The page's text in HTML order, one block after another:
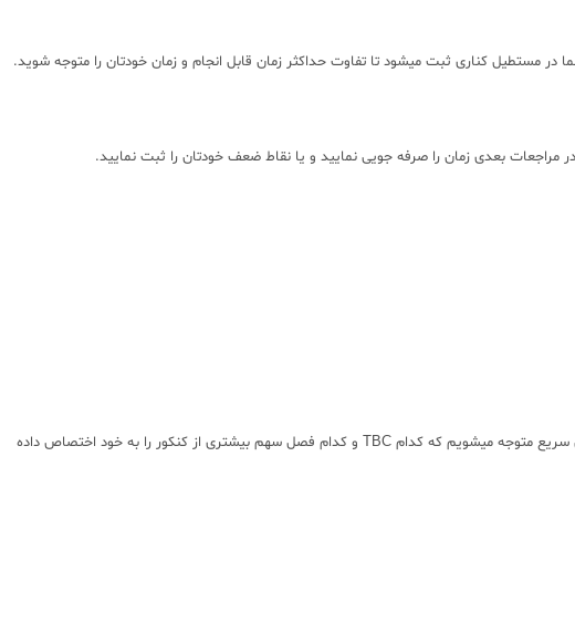
بعدی زمان را صرفه جویی نمایید و یا نقاط ضعف خودتان را ثبت نمایید.
در ابتدای هر فصل ، جدولی که نشان دهنده ی تعداد سوالات هر مبحث و tbc در کنکور های 4 سال اخیر است ، آورده شده است. با نگاهی به این جدول خیلی سریع متوجه میشویم که کدام TBC و کدام فصل سهم بیشتری از کنکور را به خود اختصاص داده